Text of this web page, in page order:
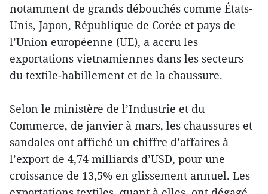
notamment de grands débouchés comme États-
Unis, Japon, République de Corée et pays de
l’Union européenne (UE), a accru les
exportations vietnamiennes dans les secteurs
du textile-habillement et de la chaussure.
Selon le ministère de l’Industrie et du
Commerce, de janvier à mars, les chaussures et
sandales ont affiché un chiffre d’affaires à
l’export de 4,74 milliards d’USD, pour une
croissance de 13,5% en glissement annuel. Les